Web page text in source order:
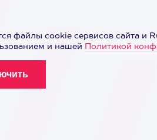
файлы cookie сервисов сайта и
и нашей Политикой